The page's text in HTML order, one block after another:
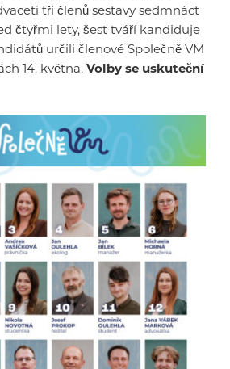
tří členů sestavy sedmnáct
čtyřmi lety, šest tváří kandiduje
určili členové Společně VM
14. května. Volby se uskuteční